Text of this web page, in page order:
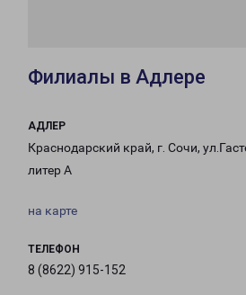
Филиалы в Адлере
АДЛЕР
Краснодарский край, г. Сочи,
литер А
на карте
ТЕЛЕФОН
8 (8622) 915-152